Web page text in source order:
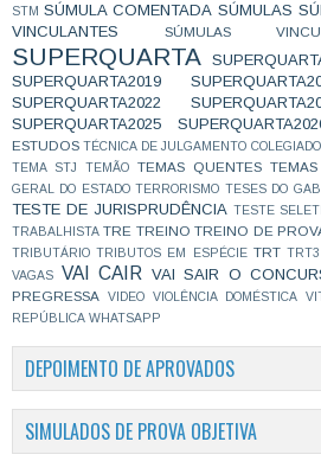
STM SÚMULA COMENTADA SÚMULAS
VINCULANTES
SÚMULAS
SUPERQUARTA
SUPERQUARTA2019
SUPERQUARTA2022
SUPERQUARTA2025
ESTUDOS TÉCNICA DE JULGAMENTO COLEGIADO
TEMA STJ TEMÃO TEMAS QUENTES
GERAL DO ESTADO TERRORISMO TESES DO
TESTE DE JURISPRUDÊNCIA TESTE
TRABALHISTA TRE TREINO TREINO DE
TRIBUTÁRIO TRIBUTOS EM ESPÉCIE TRT TRT3
VAGAS
VAI CAIR VAI SAIR O
PREGRESSA
VIDEO VIOLÊNCIA DOMÉSTICA
REPÚBLICA WHATSAPP
DEPOIMENTO DE APROVADOS
SIMULADOS DE PROVA OBJETIVA